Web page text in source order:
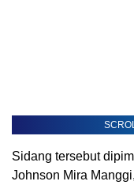
Sidang tersebut
Johnson Mira